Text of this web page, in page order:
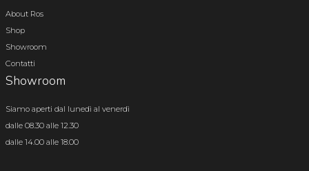
About Ros
Shop
Showroom
Contatti
Showroom
Siamo aperti dal lunedì al venerdì
dalle 08.30 alle 12.30
dalle 14.00 alle 18.00